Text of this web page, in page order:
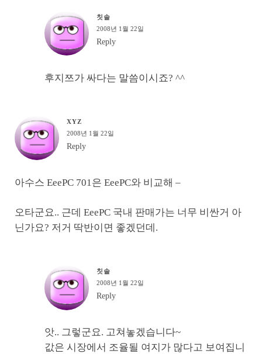
칫솔
2008년 1월 22일
Reply
후지쯔가 싸다는 말씀이시죠? ^^
XYZ
2008년 1월 22일
Reply
아수스 EeePC 701은 EeePC와 비교해 –
오타군요.. 근데 EeePC 국내 판매가는 너무 비싼거 아
닌가요? 저거 딱반이면 좋겠던데.
칫솔
2008년 1월 22일
Reply
앗.. 그렇군요. 고쳐놓겠습니다~
값은 시장에서 조율될 여지가 많다고 보여집니